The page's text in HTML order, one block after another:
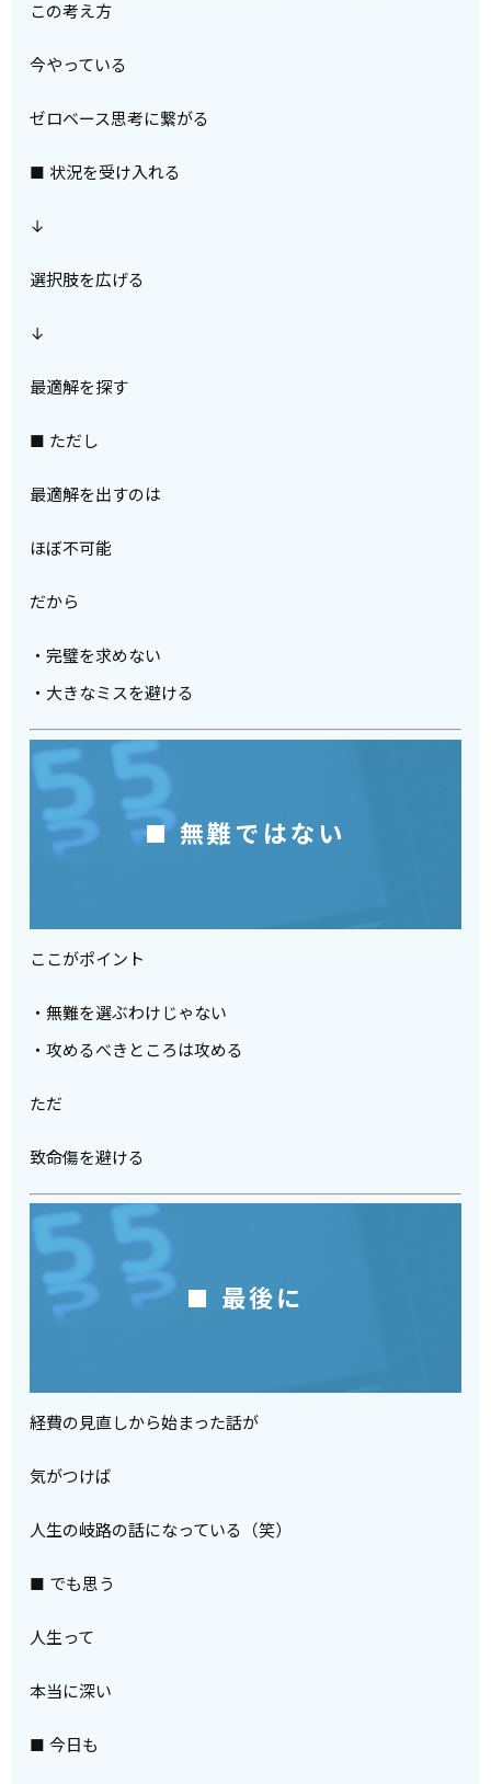
この考え方
今やっている
ゼロベース思考に繋がる
■ 状況を受け入れる
↓
選択肢を広げる
↓
最適解を探す
■ ただし
最適解を出すのは
ほぼ不可能
だから
・完璧を求めない
・大きなミスを避ける
■ 無難ではない
ここがポイント
・無難を選ぶわけじゃない
・攻めるべきところは攻める
ただ
致命傷を避ける
■ 最後に
経費の見直しから始まった話が
気がつけば
人生の岐路の話になっている（笑）
■ でも思う
人生って
本当に深い
■ 今日も